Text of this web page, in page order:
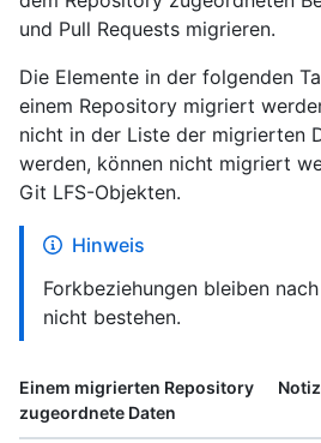
und Pull Requests migrieren.
Die Elemente in der folgenden
einem Repository migriert
nicht in der Liste der migrierten
werden, können nicht migriert
Git LFS-Objekten.
Hinweis
Forkbeziehungen bleiben
nicht bestehen.
Einem migrierten Repository
zugeordnete Daten